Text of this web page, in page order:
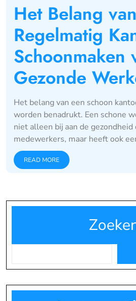
Het Belang van
Regelmatig
Schoonmaken
Gezonde
Het belang van een schoon
worden benadrukt. Een schone
niet alleen bij aan de
medewerkers, maar heeft ook
READ MORE